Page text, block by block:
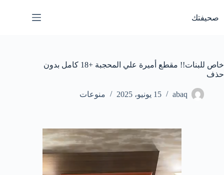
المحتوى
صحيفتك
خاص للبنات!! مقطع أميرة علي المحجبة +18 كامل بدون
حذف
abaq 15 يونيو، 2025 منوعات